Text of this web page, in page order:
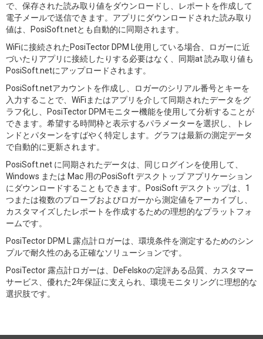
で、保存された読み取り値をダウンロードし、レポートを作成して
電子メールで送信できます。アプリにダウンロードされた読み取り
値は、PosiSoft.netとも自動的に同期されます。
WiFiに接続されたPosiTector DPM L使用している場合、ロガーに近
づいたりアプリに接続したりする必要はなく、同期at 読み取り値も
PosiSoft.netにアップロードされます。
PosiSoft.netアカウントを作成し、ロガーのシリアル番号とキーを
入力することで、WiFiまたはアプリを介して同期されたデータをグ
ラフ化し、PosiTector DPMモニター機能を使用して分析することが
できます。希望する時間枠と表示するパラメーターを選択し、トレ
ンドとパターンをすばやく特定します。グラフは最新の測定データ
で自動的に更新されます。
PosiSoft.net に同期されたデータは、同じログインを使用して、
Windows または Mac 用のPosiSoft デスクトップ アプリケーション
にダウンロードすることもできます。PosiSoft デスクトップは、1
つまたは複数のプローブおよびロガーから測定値をアーカイブし、
カスタマイズしたレポートを作成するための理想的なプラットフォ
ームです。
PosiTector DPM L 露点計ロガーは、環境条件を測定するためのシン
プルで耐久性のある正確なソリューションです。
PosiTector 露点計ロガーは、DeFelskoの定評ある品質、カスタマー
サービス、優れた2年保証に支えられ、環境モニタリングに理想的な
選択肢です。